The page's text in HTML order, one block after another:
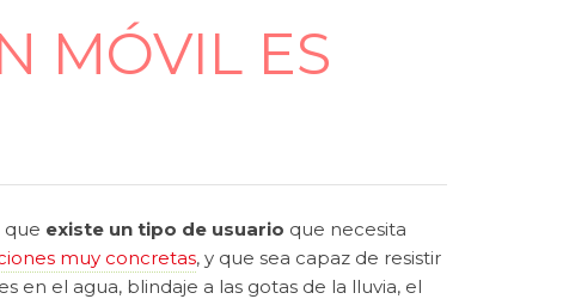
MÓVIL ES
que existe un tipo de usuario que necesita
muy concretas, y que sea capaz de resistir
el agua, blindaje a las gotas de la lluvia, el